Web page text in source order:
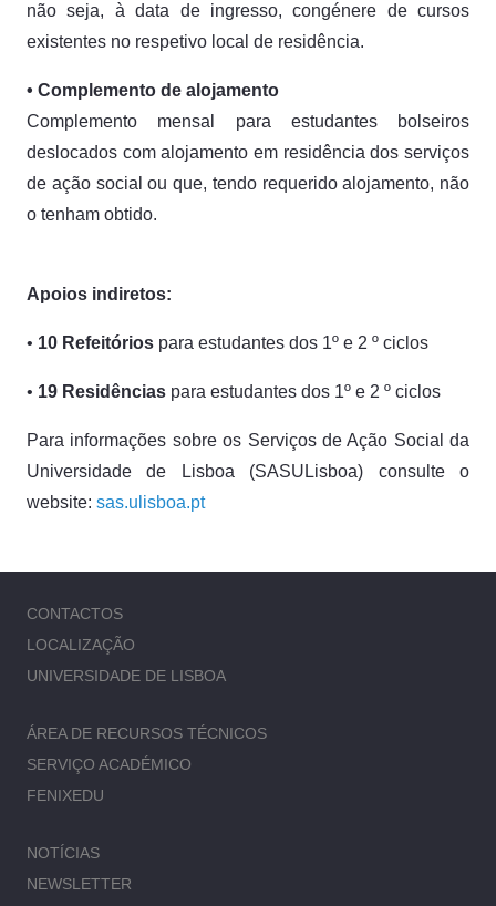
não seja, à data de ingresso, congénere de cursos
existentes no respetivo local de residência.
• Complemento de alojamento
Complemento mensal para estudantes bolseiros
deslocados com alojamento em residência dos serviços
de ação social ou que, tendo requerido alojamento, não
o tenham obtido.
Apoios indiretos:
• 10 Refeitórios para estudantes dos 1º e 2 º ciclos
• 19 Residências para estudantes dos 1º e 2 º ciclos
Para informações sobre os Serviços de Ação Social da
Universidade de Lisboa (SASULisboa) consulte o
website: sas.ulisboa.pt
CONTACTOS
LOCALIZAÇÃO
UNIVERSIDADE DE LISBOA
ÁREA DE RECURSOS TÉCNICOS
SERVIÇO ACADÉMICO
FENIXEDU
NOTÍCIAS
NEWSLETTER